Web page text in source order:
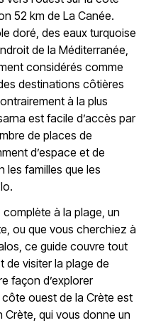
52 km de La Canée.
doré, des eaux turquoise
de la Méditerranée,
considérés comme
des destinations côtières
à la plus
est facile d’accès par
de places de
d’espace et de
les familles que les
à la plage, un
ou que vous cherchiez à
ce guide couvre tout
de visiter la plage de
façon d’explorer
ouest de la Crète est
qui vous donne un